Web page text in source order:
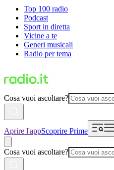
Top 100 radio
Podcast
Sport in diretta
Vicine a te
Generi musicali
Radio per tema
Cosa vuoi ascoltare?
Aprire l'appScoprire Prime
Cosa vuoi ascoltare?